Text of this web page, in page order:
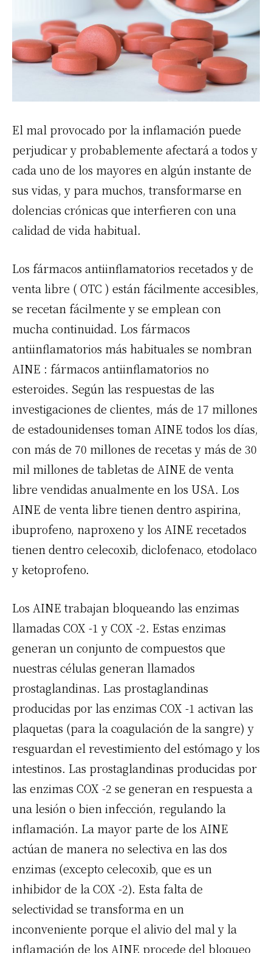
El mal provocado por la inflamación puede
perjudicar y probablemente afectará a todos y
cada uno de los mayores en algún instante de
sus vidas, y para muchos, transformarse en
dolencias crónicas que interfieren con una
calidad de vida habitual.
Los fármacos antiinflamatorios recetados y de
venta libre ( OTC ) están fácilmente accesibles,
se recetan fácilmente y se emplean con
mucha continuidad. Los fármacos
antiinflamatorios más habituales se nombran
AINE : fármacos antiinflamatorios no
esteroides. Según las respuestas de las
investigaciones de clientes, más de 17 millones
de estadounidenses tomanAINE todos los días,
con más de 70 millones de recetas y más de 30
mil millones de tabletas de AINE de venta
libre vendidas anualmente en los USA. Los
AINE de venta libre tienen dentro aspirina,
ibuprofeno, naproxeno y los AINE recetados
tienen dentro celecoxib, diclofenaco, etodolaco
y ketoprofeno.
Los AINE trabajan bloqueando las enzimas
llamadas COX-1 yCOX-2. Estas enzimas
generan un conjunto de compuestos que
nuestras células generan llamados
prostaglandinas. Las prostaglandinas
producidas por las enzimas COX-1 activan las
plaquetas (para la coagulación de la sangre) y
resguardan el revestimiento del estómago y los
intestinos. Las prostaglandinas producidas por
las enzimas COX-2 se generan en respuesta a
una lesión o bien infección, regulando la
inflamación. La mayor parte de los AINE
actúan de manera no selectiva en las dos
enzimas (excepto celecoxib, que es un
inhibidor de la COX-2). Esta falta de
selectividad se transforma en un
inconveniente porque el alivio del mal y la
inflamación de los AINE procede del bloqueo